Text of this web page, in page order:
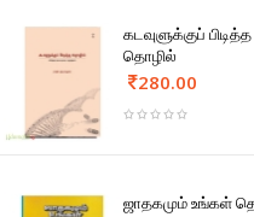
கடவுளுக்குப் பிடித்த
தொழில்
280.00
ஜாதகமும் உங்கள்